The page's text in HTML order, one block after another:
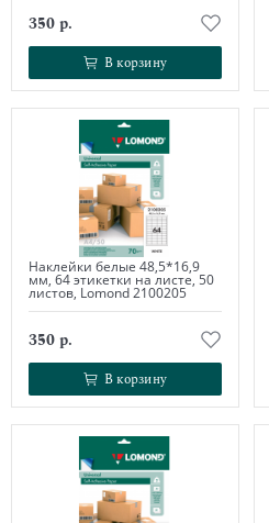
350 р.
В корзину
В корзину
Наклейки белые 48,5*16,9
мм, 64 этикетки на листе, 50
листов, Lomond 2100205
350 р.
В корзину
В корзину